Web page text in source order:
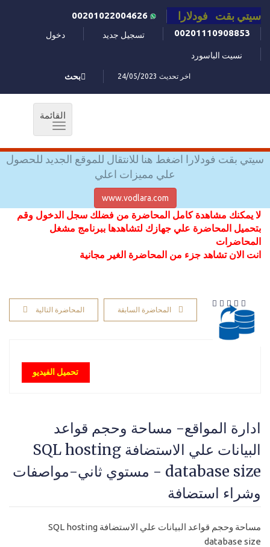
سيتي بقت فودلارا
00201110908853
تسجيل جديد دخول
نسيت الباسورد
اخر تحديث 24/05/2023 بحث
القائمة
Toggle
سيتي بقت فودلارا اضغط هنا للانتقال للموقع الجديد للحصول
علي مميزات اعلي
www.vodlara.com
لا يمكنك مشاهدة كامل المحاضرة من فضلك سجل الدخول وقم
بتحميل المحاضرة علي جهازك لتشاهدها ببرنامج مشغل
المحاضرات
انت الان تشاهد جزء من المحاضرة الغير مجانية
المحاضرة السابقة المحاضرة التالية
تحميل الفيديو
ادارة المواقع- مساحة وحجم قواعد
البيانات علي الاستضافة SQL hosting
database size - مستوي ثاني-مواصفات
وشراء استضافة
مساحة وحجم قواعد البيانات علي الاستضافة SQL hosting
database size